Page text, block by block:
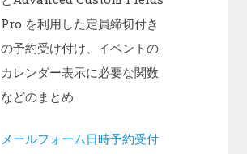
Pro を利用した定員締切付き
の予約受け付け、イベントの
カレンダー表示に必要な関数
などのまとめ
メールフォーム日時予約受付